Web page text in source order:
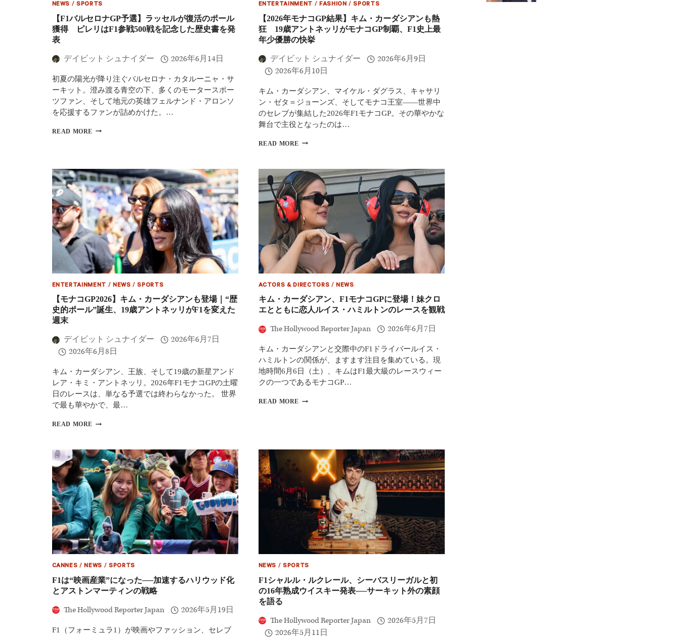
が
ポ
ー
ル
フ
ル
ス
タ
ッ
ペ
が
シ
ュ、
ア
ン
ト
ネ
ッ
リ
は
痛
恨
ミ
移
籍
後
初
優
バ
ル
ロ
GP
で
復
劇
ト
ネ
ッ
リ
の
連
勝
は
5
で
ス
ト
プ
NEWS /SPORTS
【F1バルセロナGP予選】ラッセルが復活のポール
獲得 ピレリはF1参戦500戦を記念した歴史書を発
表
デイビット シュナイダー 2026年6月14日
初夏の陽光が降り注ぐバルセロナ・カタルーニャ・サ
ーキット。澄み渡る青空の下、多くのモータースポー
ツファン、そして地元の英雄フェルナンド・アロンソ
を応援するファンが詰めかけた。…
READ MORE 【F1
ナ
GP
予
選】
ラ
ッ
セ
ル
が
復
活
の
ポ
ル
獲
レ
リ
は
参
戦
500
戦
歴
史
書
を
発
表
ENTERTAINMENT / FASHION /SPORTS
【2026年モナコGP結果】キム・カーダシアンも熱
狂 19歳アントネッリがモナコGP制覇、F1史上最
年少優勝の快挙
デイビット シュナイダー
2026年6月9日
2026年6月10日
キム・カーダシアン、マイケル・ダグラス、キャサリ
ン・ゼタ＝ジョーンズ、そしてモナコ王室——世界中
のセレブが集結した2026年F1モナコGP。その華やかな
舞台で主役となったのは…
READ MORE 【2026
ナ
コ
GP
結
果】
キ
ム・
カ
ー
ダ
シ
ア
も
熱
狂
19
ア
ト
ネ
ッ
リ
が
ナ
F1
上
年
少
優
勝
挙
ENTERTAINMENT / NEWS /SPORTS
【モナコGP2026】キム・カーダシアンも登場｜“歴
史的ポール”誕生、19歳アントネッリがF1を変えた
週末
デイビット シュナイダー
2026年6月7日
2026年6月8日
キム・カーダシアン、王族、そして19歳の新星アンド
レア・キミ・アントネッリ。2026年F1モナコGPの土曜
日のレースは、単なる予選では終わらなかった。 世界
で最も華やかで、最…
READ MORE 【モ
GP2026】
キ
ム・
カ
ー
ダ
シ
ア
ン
も
登
場
史
的
ポ
ー
生、
歳
ACTORS & DIRECTORS /NEWS
キム・カーダシアン、F1モナコGPに登場！妹クロ
エとともに恋人ルイス・ハミルトンのレースを観戦
The Hollywood Reporter Japan 2026年6月7日
キム・カーダシアンと交際中のF1ドライバールイス・
ハミルトンの関係が、ますます注目を集めている。現
地時間6月6日（土）、キムはF1最大級のレースウィー
クの一つであるモナコGP…
READ MORE キ
F1
モ
ナ
コ
GP
場！
妹
ク
ロ
と
と
恋
人
CANNES /NEWS / SPORTS
F1は“映画産業”になった──加速するハリウッド化
とアストンマーティンの戦略
The Hollywood Reporter Japan 2026年5月19日
F1（フォーミュラ1）が映画やファッション、セレブ
NEWS /SPORTS
F1シャルル・ルクレール、シーバスリーガルと初
の16年熟成ウイスキー発表──サーキット外の素顔
を語る
The Hollywood Reporter Japan
2026年5月7日
2026年5月11日